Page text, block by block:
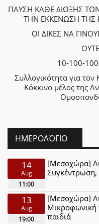
ΠΑΥΣΗ ΚΑΘΕ ΔΙΩΞΗΣ
ΤΗΝ ΕΚΚΕΝΩΣΗ ΤΗΣ
ΟΙ ΔΙΚΕΣ ΝΑ
10-100-
Συλλογικότητα για
Κόκκινο μέλος της
ΗΜΕΡΟΛΌΓΙΟ
14
Aug
11:00
[Μεσοχώρα]
Συγκέντρωση,
13
Aug
19:00
[Μεσοχώρα]
Μικροφωνική
παιδιά